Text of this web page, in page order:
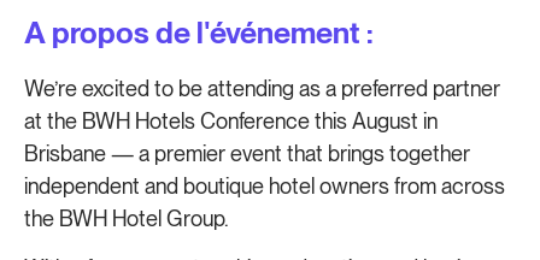
A propos de l'événement :
We’re excited to be attending as a preferred partner
at the BWH Hotels Conference this August in
Brisbane — a premier event that brings together
independent and boutique hotel owners from across
the BWH Hotel Group.